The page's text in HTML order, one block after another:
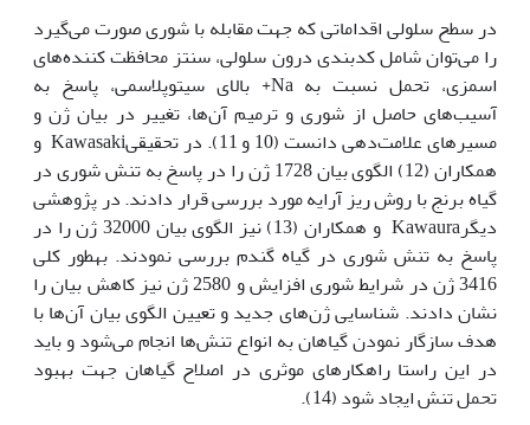
در سطح سلولی اقداماتی که جهت مقابله با شوری صورت می‌گیرد
را می‌توان شامل کد‌بندی درون سلولی، سنتز محافظت کننده‌های
اسمزی، تحمل نسبت به Na+ بالای سیتوپلاسمی، پاسخ به
آسیب‌های حاصل از شوری و ترمیم آن‌ها، تغییر در بیان ژن و
مسیرهای علامت‌دهی دانست (10 و 11). در تحقیقیKawasaki و
همکاران (12) الگوی بیان 1728 ژن را در پاسخ به تنش شوری در
گیاه برنج با روش ریز آرایه مورد بررسی قرار دادند. در پژوهشی
دیگرKawaura و همکاران (13) نیز الگوی بیان 32000 ژن را در
پاسخ به تنش شوری در گیاه گندم بررسی نمودند. به‏طور کلی
3416 ژن در شرایط شوری افزایش و 2580 ژن نیز کاهش بیان را
نشان دادند. شناسایی ژن‌های جدید و تعیین الگوی بیان آن‌ها با
هدف سازگار نمودن گیاهان به انواع تنش‌ها انجام می‌شود و باید
در این راستا راه‏کارهای موثری در اصلاح گیاهان جهت بهبود
تحمل تنش ایجاد شود (14).